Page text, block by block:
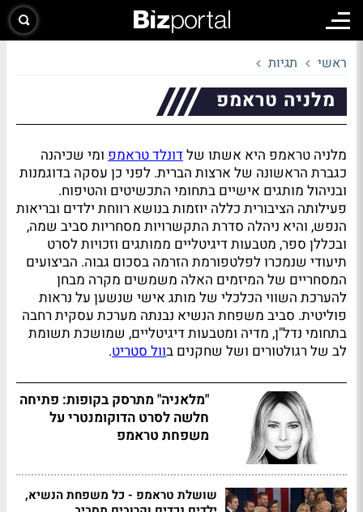
ראשי תגיות
מלניה טראמפ
מלניה טראמפ היא אשתו שלדונלד טראמפ ומי שכיהנה
כגברת הראשונה של ארצות הברית. לפני כן עסקה בדוגמנות
ובניהול מותגים אישיים בתחומי התכשיטים והטיפוח.
פעילותה הציבורית כללה יוזמות בנושא רווחת ילדים ובריאות
הנפש, והיא ניהלה סדרת התקשרויות מסחריות סביב שמה,
ובכללן ספר, מטבעות דיגיטליים ממותגים וזכויות לסרט
תיעודי שנמכרו לפלטפורמת הזרמה בסכום גבוה. הביצועים
המסחריים של המיזמים האלה משמשים מקרה מבחן
להערכת השווי הכלכלי של מותג אישי שנשען על נראות
פוליטית. סביב משפחת הנשיא נבנתה מערכת עסקית רחבה
בתחומי נדל"ן, מדיה ומטבעות דיגיטליים, שמושכת תשומת
לב של רגולטורים ושל שחקנים בוול סטריט.
"מלאניה" מתרסק בקופות: פתיחה
חלשה לסרט הדוקומנטרי על
משפחת טראמפ
שושלת טראמפ - כל משפחת הנשיא,